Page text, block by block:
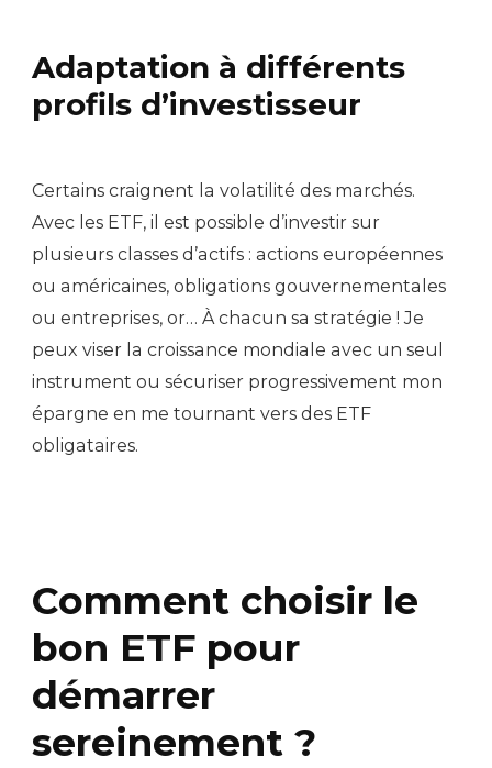
Adaptation à différents
profils d’investisseur
Certains craignent la volatilité des marchés.
Avec les ETF, il est possible d’investir sur
plusieurs classes d’actifs : actions européennes
ou américaines, obligations gouvernementales
ou entreprises, or… À chacun sa stratégie ! Je
peux viser la croissance mondiale avec un seul
instrument ou sécuriser progressivement mon
épargne en me tournant vers des ETF
obligataires.
Comment choisir le
bon ETF pour
démarrer
sereinement ?